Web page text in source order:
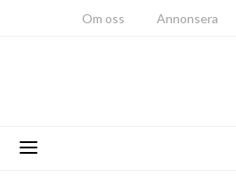
Om oss Annonsera